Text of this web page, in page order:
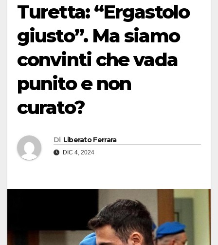
Turetta: “Ergastolo
giusto”. Ma siamo
convinti che vada
punito e non
curato?
Di Liberato Ferrara
DIC 4, 2024